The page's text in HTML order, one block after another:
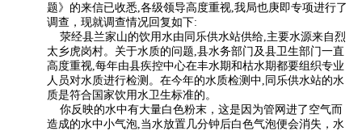
题》的来信已收悉,各级领导高度重视,我局也庚即专项进行了
调查，现就调查情况回复如下:
荥经县兰家山的饮用水由同乐供水站供给,主要水源来自烈
太乡虎岗村。关于水质的问题,县水务部门及县卫生部门一直
高度重视,每年由县疾控中心在丰水期和枯水期都要组织专业
人员对水质进行检测。在今年的水质检测中,同乐供水站的水
质是符合国家饮用水卫生标准的。
你反映的水中有大量白色粉末，这是因为管网进了空气而
造成的水中小气泡,当水放置几分钟后白色气泡便会消失，水